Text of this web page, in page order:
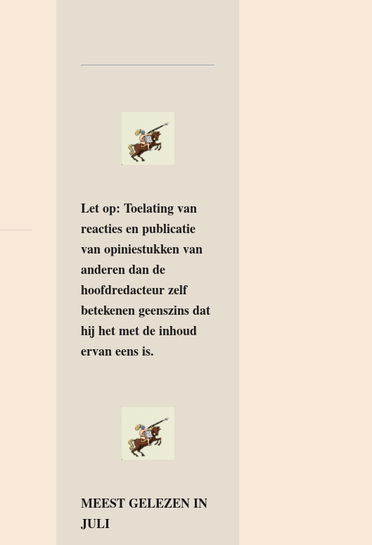
Let op: Toelating van
reacties en publicatie
van opiniestukken van
anderen dan de
hoofdredacteur zelf
betekenen geenszins dat
hij het met de inhoud
ervan eens is.
MEEST GELEZEN IN
JULI